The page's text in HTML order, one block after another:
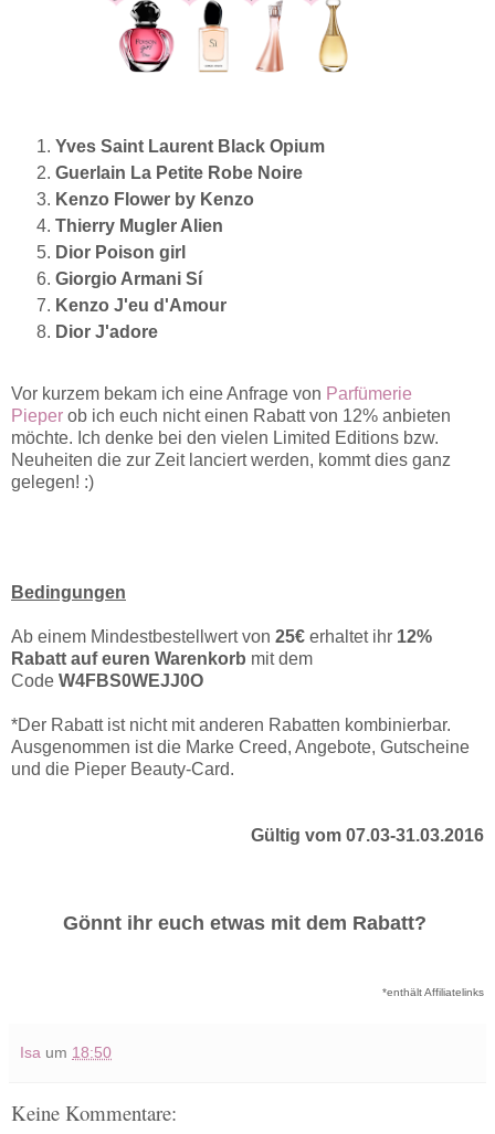
Yves Saint Laurent Black Opium
Guerlain La Petite Robe Noire
Kenzo Flower by Kenzo
Thierry Mugler Alien
Dior Poison girl
Giorgio Armani Sí
Kenzo J'eu d'Amour
Dior J'adore
Vor kurzem bekam ich eine Anfrage von Parfümerie
Pieper ob ich euch nicht einen Rabatt von 12% anbieten
möchte. Ich denke bei den vielen Limited Editions bzw.
Neuheiten die zur Zeit lanciert werden, kommt dies ganz
gelegen! :)
Bedingungen
Ab einem Mindestbestellwert von 25€ erhaltet ihr 12%
Rabatt auf euren Warenkorb mit dem
Code W4FBS0WEJJ0O
*Der Rabatt ist nicht mit anderen Rabatten kombinierbar.
Ausgenommen ist die Marke Creed, Angebote, Gutscheine
und die Pieper Beauty-Card.
Gültig vom 07.03-31.03.2016
Gönnt ihr euch etwas mit dem Rabatt?
*enthält Affiliatelinks
Isa um 18:50
Keine Kommentare: